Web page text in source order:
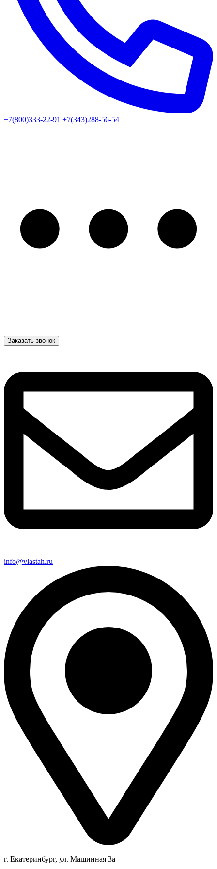
+7(800)333-22-91 +7(343)288-56-54
Заказать звонок
info@vlastah.ru
г. Екатеринбург, ул. Машинная 3а